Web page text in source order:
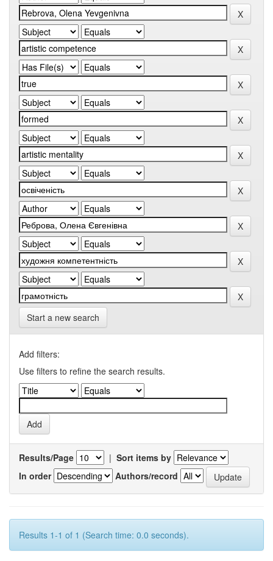
Start a new search
Add filters:
Use filters to refine the search results.
Results/Page | Sort items by
In order
Authors/record
Results 1-1 of 1 (Search time: 0.0 seconds).